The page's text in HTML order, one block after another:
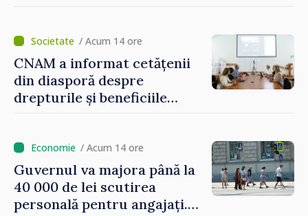
/ Acum 14 ore
CNAM a informat cetățenii
din diasporă despre
drepturile și beneficiile
/ Acum 14 ore
Guvernul va majora până la
40 000 de lei scutirea
personală pentru angajați.